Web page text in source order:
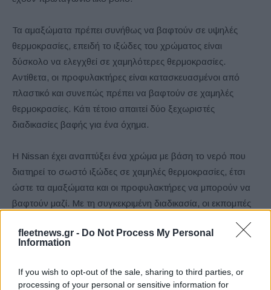
fleetnews.gr - Do Not Process My Personal
Information
If you wish to opt-out of the sale, sharing to third parties, or
processing of your personal or sensitive information for
Τα αμαξώματα πρέπει συνήθως να βαφτούν σε υψηλές
θερμοκρασίες, επειδή το ιξώδες του χρώματος είναι
δύσκολο να ελεγχθεί σε χαμηλότερες θερμοκρασίες.
Αντίθετα, οι προφυλακτήρες είναι κατασκευασμένοι από
πλαστικό και συνεπώς πρέπει να βαφτούν σε χαμηλές
θερμοκρασίες. Κάτι τέτοιο απαιτεί δύο ξεχωριστές
διαδικασίες βαφής για ένα όχημα.
Η Nissan έχει αναπτύξει ένα χρώμα με βάση το νερό που
διατηρεί το σωστό ιξώδες σε χαμηλές θερμοκρασίες, έτσι
ώστε τα αμαξώματα και οι προφυλακτήρες να μπορούν να
βαφτούν μαζί. Με τη συγκεκριμένη διαδικασία, οι εκπομπές
αποβλήτων και την επαναχρησιμοποίηση τους σε άλλες